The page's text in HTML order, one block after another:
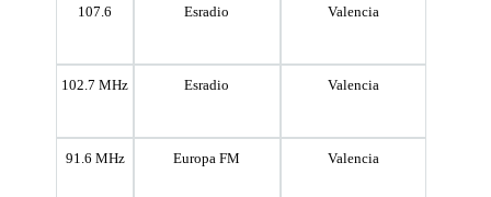
107.6 Esradio Valencia
102.7 MHz Esradio Valencia
91.6 MHz Europa FM Valencia